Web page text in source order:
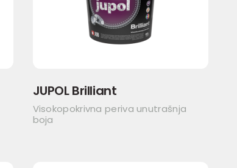
JUPOL Brilliant
Visokopokrivna periva unutrašnja
boja